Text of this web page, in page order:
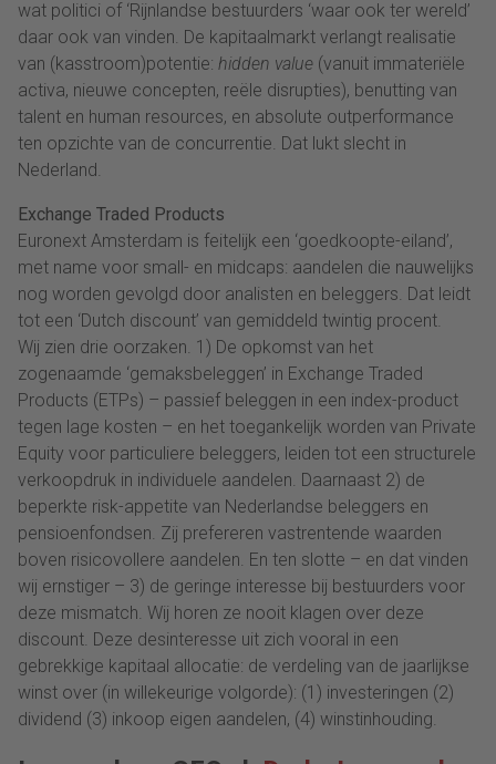
wat politici of ‘Rijnlandse bestuurders ‘waar ook ter wereld’
daar ook van vinden. De kapitaalmarkt verlangt realisatie
van (kasstroom)potentie: hidden value (vanuit immateriële
activa, nieuwe concepten, reële disrupties), benutting van
talent en human resources, en absolute outperformance
ten opzichte van de concurrentie. Dat lukt slecht in
Nederland.
Exchange Traded Products
Euronext Amsterdam is feitelijk een ‘goedkoopte-eiland’,
met name voor small- en midcaps: aandelen die nauwelijks
nog worden gevolgd door analisten en beleggers. Dat leidt
tot een ‘Dutch discount’ van gemiddeld twintig procent.
Wij zien drie oorzaken. 1) De opkomst van het
zogenaamde ‘gemaksbeleggen’ in Exchange Traded
Products (ETPs) – passief beleggen in een index-product
tegen lage kosten – en het toegankelijk worden van Private
Equity voor particuliere beleggers, leiden tot een structurele
verkoopdruk in individuele aandelen. Daarnaast 2) de
beperkte risk-appetite van Nederlandse beleggers en
pensioenfondsen. Zij prefereren vastrentende waarden
boven risicovollere aandelen. En ten slotte – en dat vinden
wij ernstiger – 3) de geringe interesse bij bestuurders voor
deze mismatch. Wij horen ze nooit klagen over deze
discount. Deze desinteresse uit zich vooral in een
gebrekkige kapitaal allocatie: de verdeling van de jaarlijkse
winst over (in willekeurige volgorde): (1) investeringen (2)
dividend (3) inkoop eigen aandelen, (4) winstinhouding.